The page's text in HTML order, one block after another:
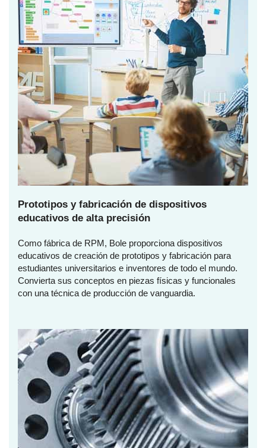
Prototipos y fabricación de dispositivos
educativos de alta precisión
Como fábrica de RPM, Bole proporciona dispositivos
educativos de creación de prototipos y fabricación para
estudiantes universitarios e inventores de todo el mundo.
Convierta sus conceptos en piezas físicas y funcionales
con una técnica de producción de vanguardia.